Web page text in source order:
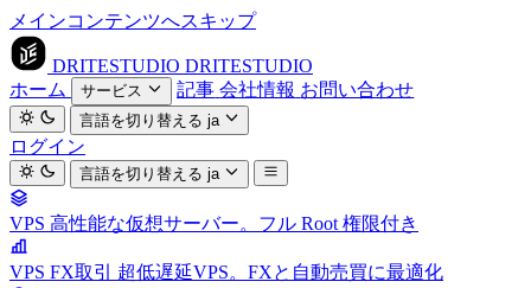
メインコンテンツへスキップ
DRITESTUDIO DRITESTUDIO
ホーム
サービス 記事 会社情報 お問い合わせ
言語を切り替える ja
ログイン
言語を切り替える ja
VPS 高性能な仮想サーバー。フル Root 権限付き
VPS FX取引 超低遅延VPS。FXと自動売買に最適化